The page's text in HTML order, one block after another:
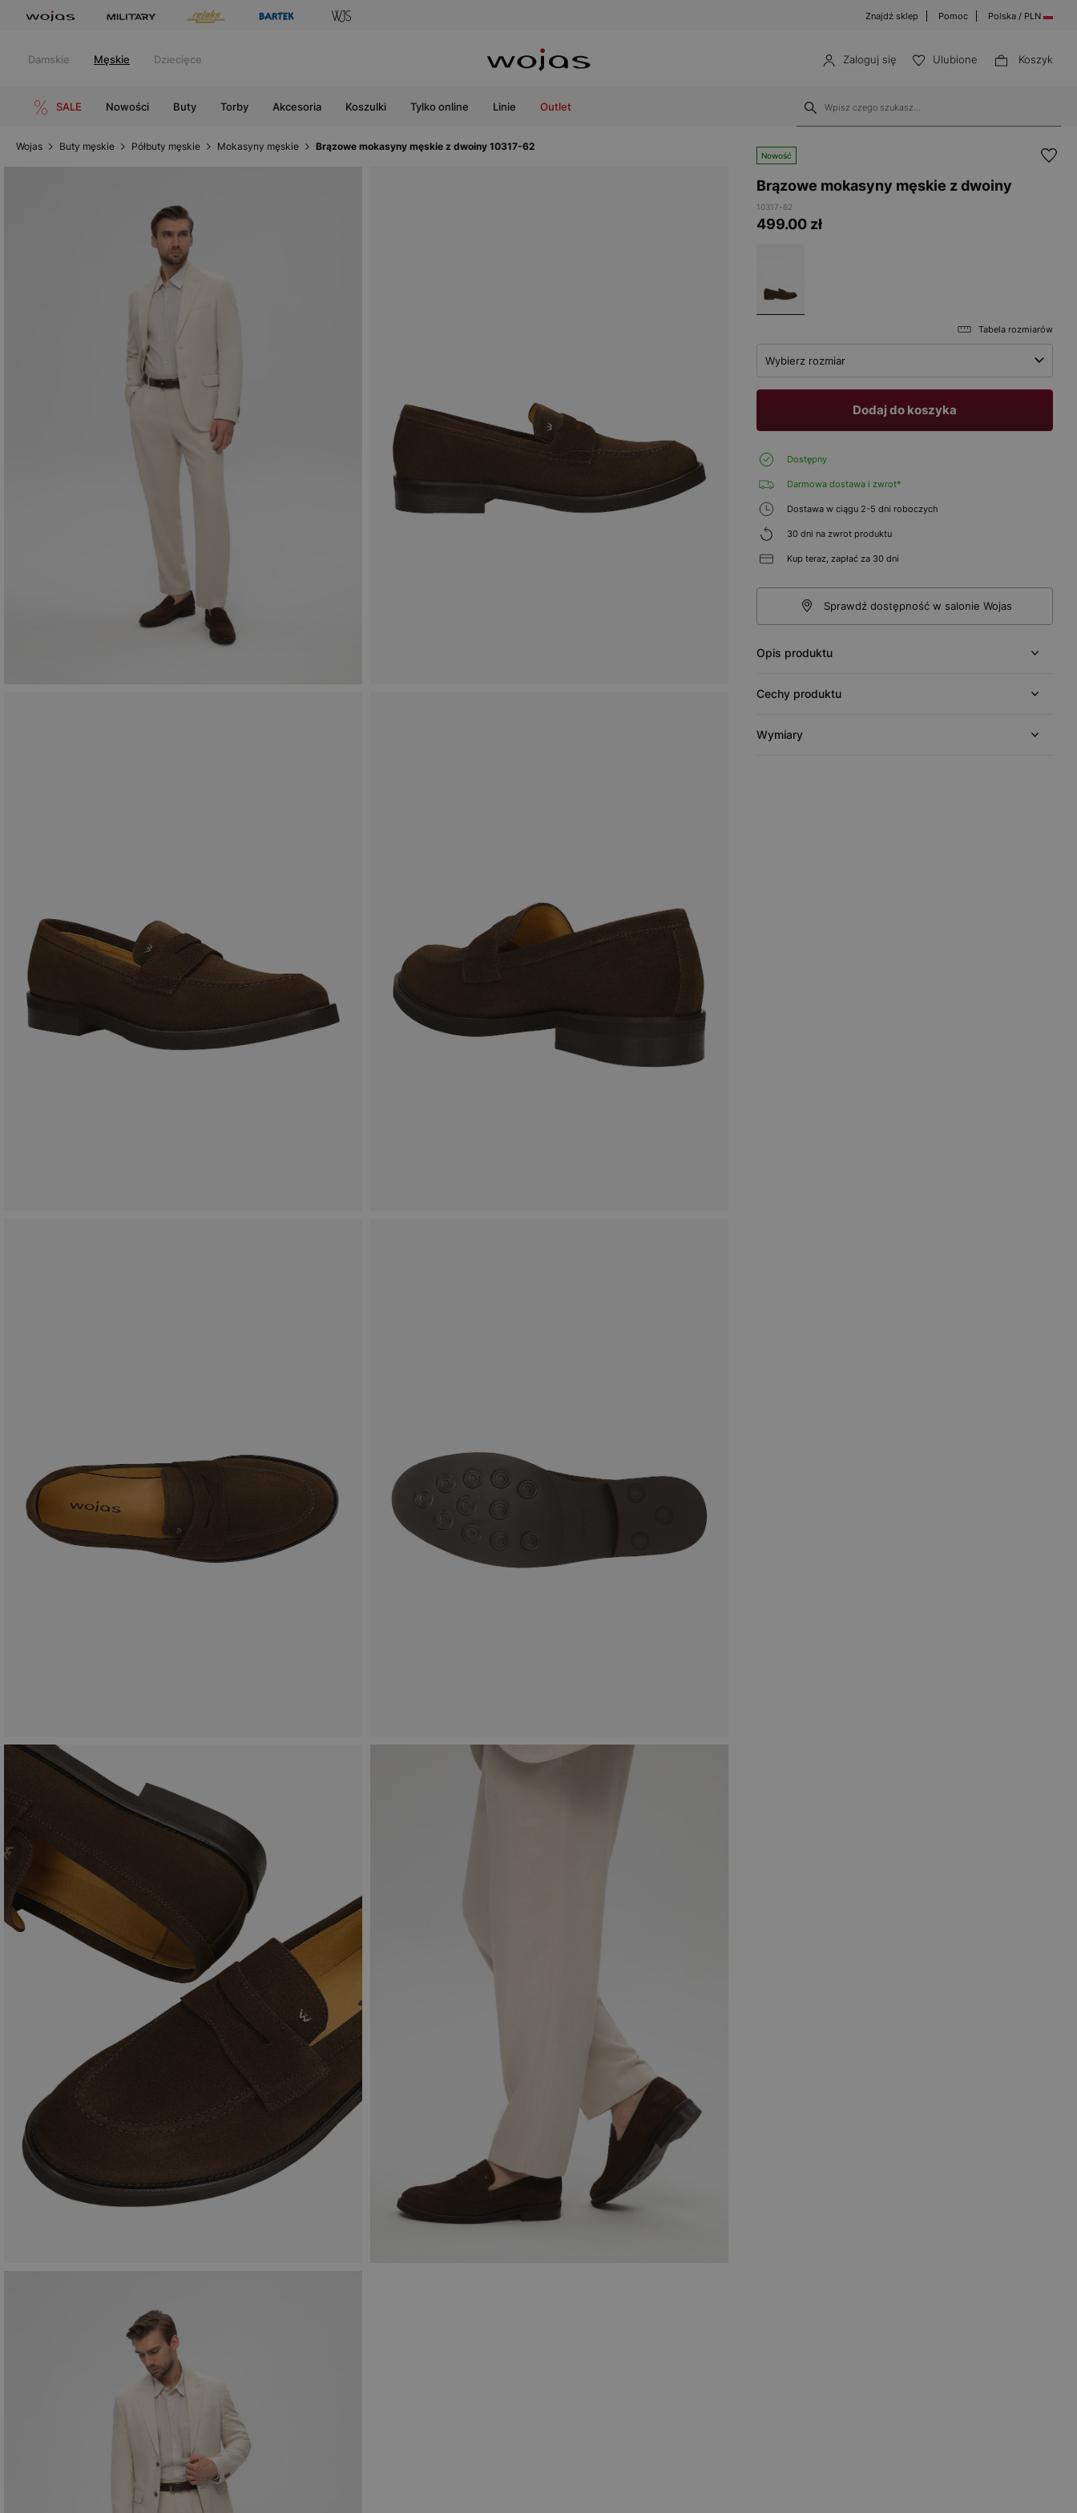
Znajdź sklep Pomoc Polska / PLN
Damskie Męskie Dziecięce Zaloguj się Ulubione Koszyk
SALE Nowości Buty Torby Akcesoria Koszulki Tylko online Linie Outlet
Wojas Buty męskie Półbuty męskie Mokasyny męskie Brązowe mokasyny męskie z dwoiny 10317-62
Nowość
Brązowe mokasyny męskie z dwoiny
10317-62
499.00 zł
Tabela rozmiarów
Wybierz rozmiar
Dodaj do koszyka
Dostępny
Darmowa dostawa i zwrot*
Dostawa w ciągu 2-5 dni roboczych
30 dni na zwrot produktu
Kup teraz, zapłać za 30 dni
Sprawdź dostępność w salonie Wojas
Opis produktu
Cechy produktu
Wymiary